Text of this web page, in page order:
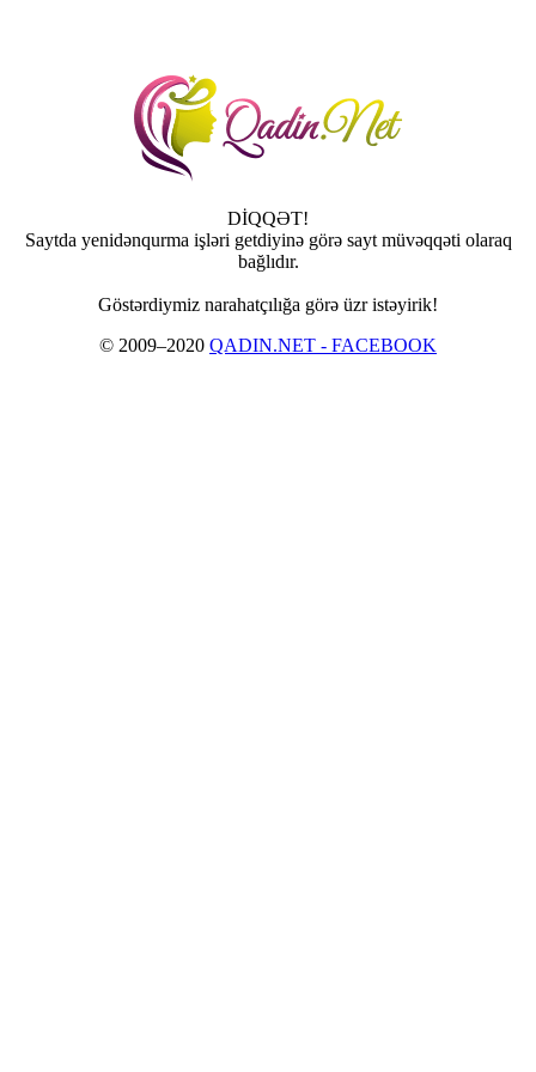
DİQQƏT!
Saytda yenidənqurma işləri getdiyinə görə sayt müvəqqəti olaraq
bağlıdır.
Göstərdiymiz narahatçılığa görə üzr istəyirik!
© 2009–2020 QADIN.NET - FACEBOOK